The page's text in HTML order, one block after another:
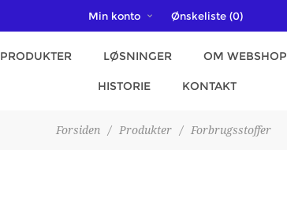
Min konto Ønskeliste (0)
PRODUKTER LØSNINGER OM WEBSHOP
HISTORIE KONTAKT
Forsiden / Produkter / Forbrugsstoffer